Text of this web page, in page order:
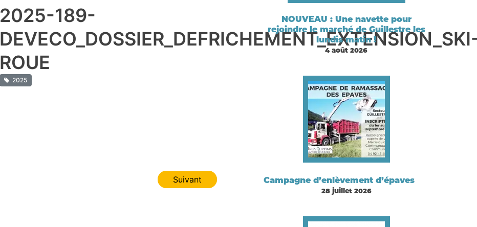
2025-189-
ROUE
2025
Suivant
NOUVEAU : Une navette pour
rejoindre le marché de Guillestre les
lundis matin !
4 août 2026
Campagne d’enlèvement d’épaves
28 juillet 2026